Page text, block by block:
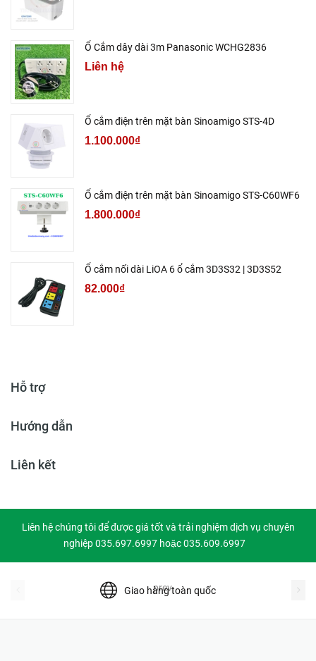
Ổ Cắm dây dài 3m Panasonic WCHG2836
Liên hệ
Ổ cắm điện trên mặt bàn Sinoamigo STS-4D
1.100.000₫
Ổ cắm điện trên mặt bàn Sinoamigo STS-C60WF6
1.800.000₫
Ổ cắm nối dài LiOA 6 ổ cắm 3D3S32 | 3D3S52
82.000₫
Hỗ trợ
Hướng dẫn
Liên kết
Liên hệ chúng tôi để được giá tốt và trải nghiệm dịch vụ chuyên
nghiệp 035.697.6997 hoặc 035.609.6997
Giao hàng toàn quốc
prev